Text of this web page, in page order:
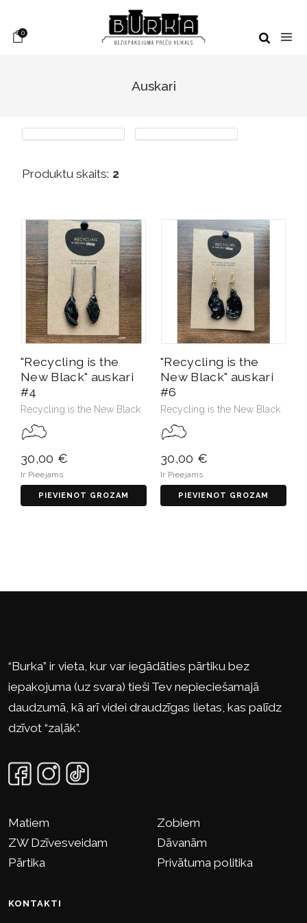
0
Auskari
Produktu skaits: 2
"Recycling is the
New Black" auskari
#4
Recycling is the New Black
30,00 €
Ir Pieejams
PIEVIENOT GROZAM
"Recycling is the
New Black" auskari
#6
Recycling is the New Black
30,00 €
Ir Pieejams
PIEVIENOT GROZAM
“Burka” ir vieta, kur var iegādāties pārtiku bez
iepakojuma (uz svara) tieši Tev nepieciešamajā
daudzumā, kā arī videi draudzīgas lietas, kas palīdz
dzīvot “zaļāk”.
Matiem
Zobiem
ZW Dzīvesveidam
Dāvanām
Pārtika
Privātuma politika
KONTAKTI